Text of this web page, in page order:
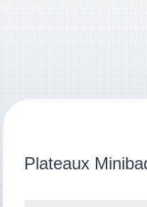
Plateaux